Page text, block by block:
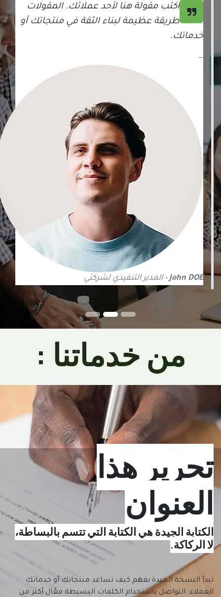
اكتب مقولة هنا لأحد عملائك. المقولات
طريقة عظيمة لبناء الثقة في منتجاتك أو
خدماتك.
John DOE• المدير التنفيذي لشركتي
من خدماتنا :
تحرير هذا
العنوان
الكتابة الجيدة هي الكتابة التي تتسم بالبساطة،
لا الركاكة.
تبدأ النسخة الجيدة بفهم كيف تساعد منتجاتك أو خدماتك
العملاء. التواصل باستخدام الكلمات البسيطة فعّال أكثر من